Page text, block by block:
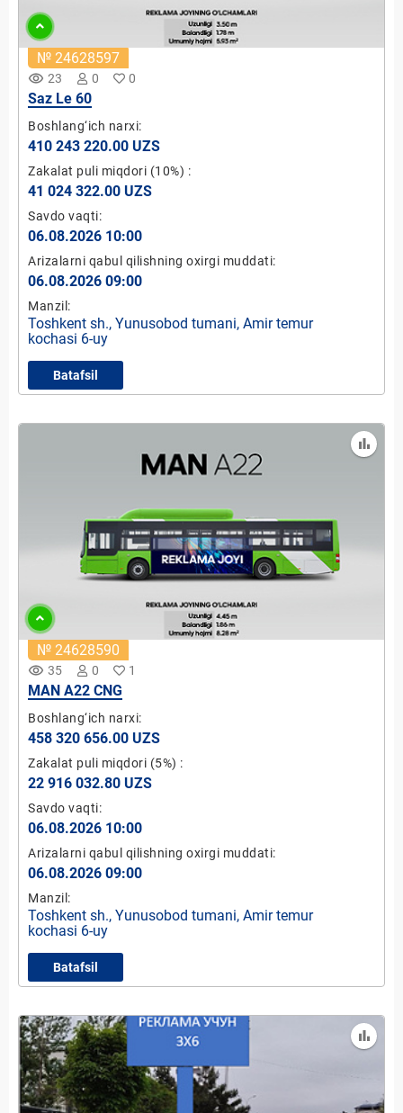
remove_red_eye 23 0 0
№ 24628597
Saz Le 60
Boshlang‘ich narxi:
410 243 220.00 UZS
Zakalat puli miqdori (10%) :
41 024 322.00 UZS
Savdo vaqti:
06.08.2026 10:00
Arizalarni qabul qilishning oxirgi muddati:
06.08.2026 09:00
Manzil:
Toshkent sh., Yunusobod tumani, Amir temur
kochasi 6-uy
Batafsil
remove_red_eye 35 0 1
№ 24628590
MAN A22 CNG
Boshlang‘ich narxi:
458 320 656.00 UZS
Zakalat puli miqdori (5%) :
22 916 032.80 UZS
Savdo vaqti:
06.08.2026 10:00
Arizalarni qabul qilishning oxirgi muddati:
06.08.2026 09:00
Manzil:
Toshkent sh., Yunusobod tumani, Amir temur
kochasi 6-uy
Batafsil